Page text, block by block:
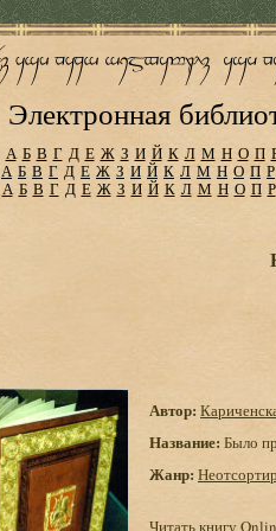
Электронная
А Б В Г Д Е Ж З И Й К Л М Н О П
А Б В Г Д Е Ж З И Й К Л М Н О П Р
А Б В Г Д Е Ж З И Й К Л М Н О П Р
Автор:
Название: Было
Жанр:
Читать книгу